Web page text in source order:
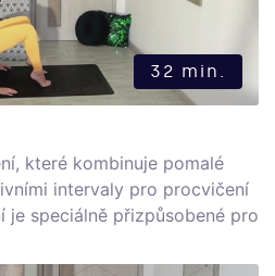
32 min.
které kombinuje pomalé
intervaly pro procvičení
je speciálně přizpůsobené pro